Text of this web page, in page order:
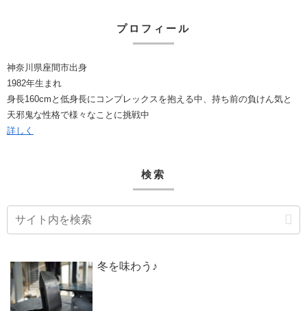
プロフィール
神奈川県座間市出身
1982年生まれ
身長160cmと低身長にコンプレックスを抱える中、持ち前の負けん気と
天邪鬼な性格で様々なことに挑戦中
詳しく
検索
冬を味わう♪